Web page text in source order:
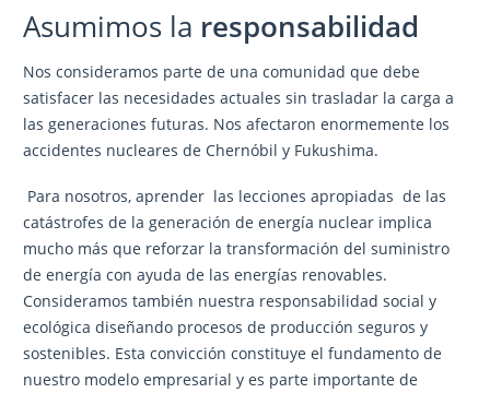
Asumimos la responsabilidad
Nos consideramos parte de una comunidad que debe
satisfacer las necesidades actuales sin trasladar la carga a
las generaciones futuras. Nos afectaron enormemente los
accidentes nucleares de Chernóbil y Fukushima.
Para nosotros, aprender las lecciones apropiadas de las
catástrofes de la generación de energía nuclear implica
mucho más que reforzar la transformación del suministro
de energía con ayuda de las energías renovables.
Consideramos también nuestra responsabilidad social y
ecológica diseñando procesos de producción seguros y
sostenibles. Esta convicción constituye el fundamento de
nuestro modelo empresarial y es parte importante de